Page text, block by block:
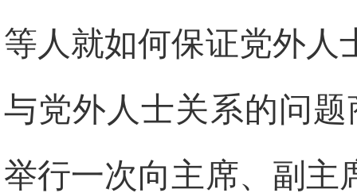
等人就如何保证党外人
与党外人士关系的问
举行一次向主席、副主